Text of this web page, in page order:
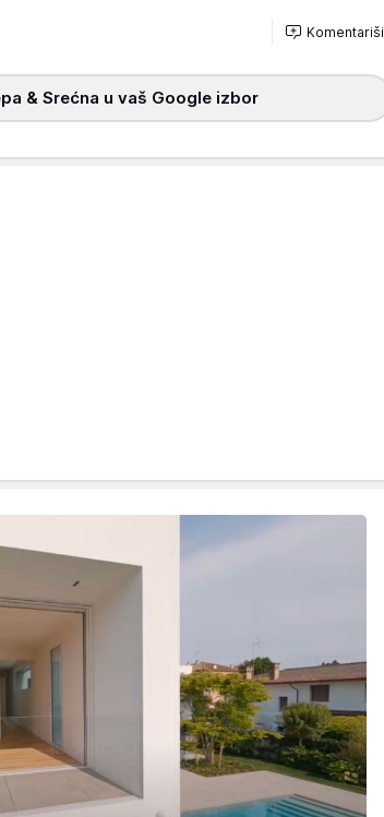
Komentariši
& Srećna u vaš Google izbor